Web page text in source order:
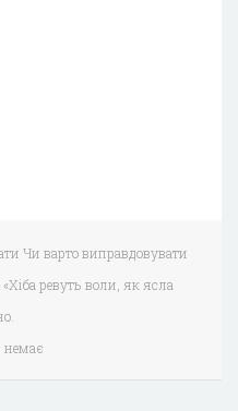
Чи варто виправдовувати
ревуть воли, як ясла
немає